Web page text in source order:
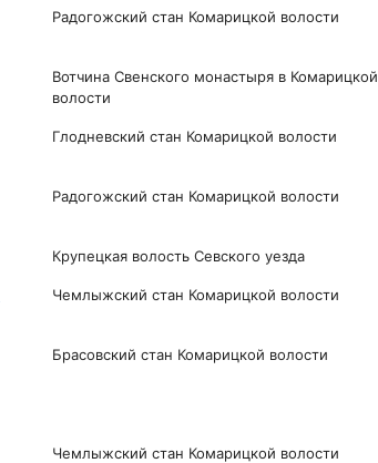
Радогожский стан Комарицкой волости
Вотчина Свенского монастыря в Комарицкой
волости
Глодневский стан Комарицкой волости
Радогожский стан Комарицкой волости
Крупецкая волость Севского уезда
Чемлыжский стан Комарицкой волости
Брасовский стан Комарицкой волости
Чемлыжский стан Комарицкой волости